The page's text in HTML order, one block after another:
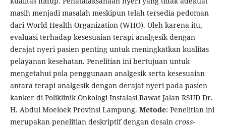
masih menjadi masalah meskipun telah tersedia pedoman
dari World Health Organization (WHO). Oleh karena itu,
evaluasi terhadap kesesuaian terapi analgesik dengan
derajat nyeri pasien penting untuk meningkatkan kualitas
pelayanan kesehatan. Penelitian ini bertujuan untuk
mengetahui pola penggunaan analgesik serta kesesuaian
antara terapi analgesik dengan derajat nyeri pada pasien
kanker di Poliklinik Onkologi Instalasi Rawat Jalan RSUD Dr.
H. Abdul Moeloek Provinsi Lampung. Metode: Penelitian ini
merupakan penelitian deskriptif dengan desain cross-